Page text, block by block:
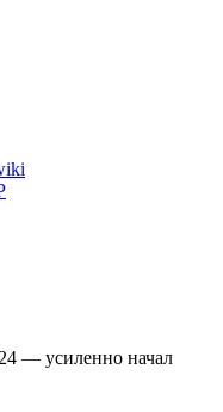
— усиленно начал